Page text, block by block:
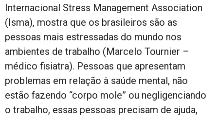
Internacional Stress Management Association
(Isma), mostra que os brasileiros são as
pessoas mais estressadas do mundo nos
ambientes de trabalho (Marcelo Tournier –
médico fisiatra). Pessoas que apresentam
problemas em relação à saúde mental, não
estão fazendo “corpo mole” ou negligenciando
o trabalho, essas pessoas precisam de ajuda,